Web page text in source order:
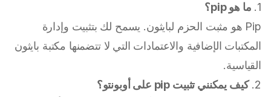
1. ما هو pip؟
Pip هو مثبت الحزم لبايثون. يسمح لك بتثبيت وإدارة
المكتبات الإضافية والاعتمادات التي لا تتضمنها مكتبة بايثون
القياسية.
2. كيف يمكنني تثبيت pip على أوبونتو؟